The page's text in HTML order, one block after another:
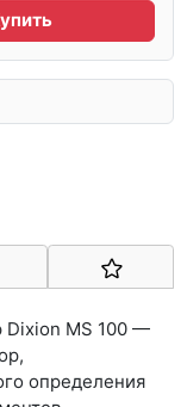
Dixion MS 100 —
определения